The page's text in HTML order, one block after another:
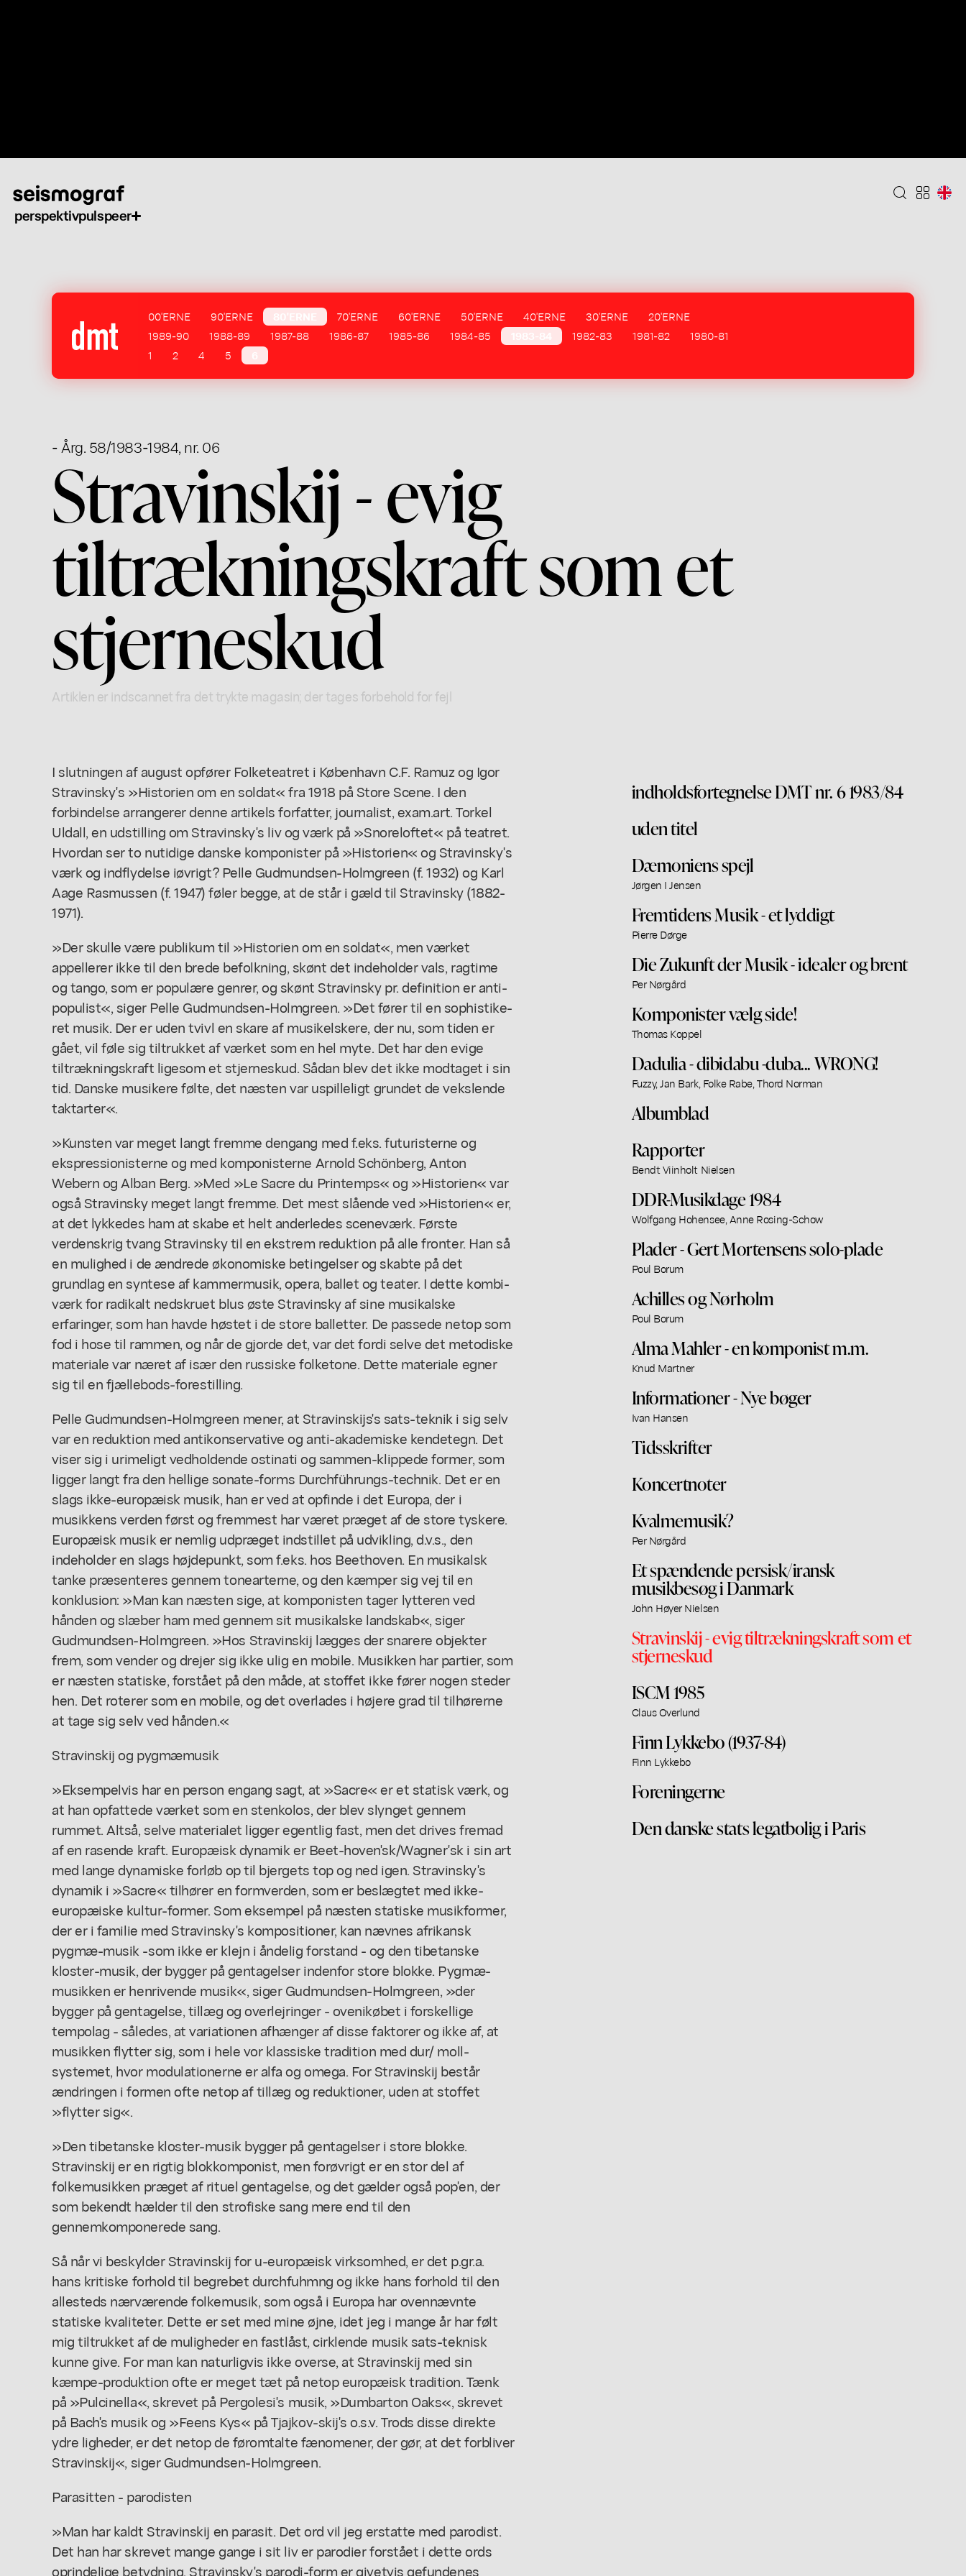
perspektivpulspeer
00'ERNE 90'ERNE 70'ERNE 60'ERNE 50'ERNE 40'ERNE 30'ERNE
20'ERNE
1989-90
1988-89 1987-88 1986-87 1985-86 1984-85 1982-83 1981-82
1980-81
1
2 4 5
- Årg. 58/1983-1984, nr. 06
Stravinskij - evig
tiltrækningskraft som et
stjerneskud
Artiklen er indscannet fra det trykte magasin; der tages forbehold for fejl
I slutningen af august opfører Folketeatret i København C.F. Ramuz og Igor
Stravinsky's »Historien om en soldat« fra 1918 på Store Scene. I den
forbindelse arrangerer denne artikels forfatter, journalist, exam.art. Torkel
Uldall, en udstilling om Stravinsky's liv og værk på »Snoreloftet« på teatret.
Hvordan ser to nutidige danske komponister på »Historien« og Stravinsky's
værk og indflydelse iøvrigt? Pelle Gudmundsen-Holmgreen (f. 1932) og Karl
Aage Rasmussen (f. 1947) føler begge, at de står i gæld til Stravinsky (1882-
1971).
»Der skulle være publikum til »Historien om en soldat«, men værket
appellerer ikke til den brede befolkning, skønt det indeholder vals, ragtime
og tango, som er populære genrer, og skønt Stravinsky pr. definition er anti-
populist«, siger Pelle Gudmundsen-Holmgreen. »Det fører til en sophistike-
ret musik. Der er uden tvivl en skare af musikelskere, der nu, som tiden er
gået, vil føle sig tiltrukket af værket som en hel myte. Det har den evige
tiltrækningskraft ligesom et stjerneskud. Sådan blev det ikke modtaget i sin
tid. Danske musikere følte, det næsten var uspilleligt grundet de vekslende
taktarter«.
»Kunsten var meget langt fremme dengang med f.eks. futuristerne og
ekspressionisterne og med komponisterne Arnold Schönberg, Anton
Webern og Alban Berg. »Med »Le Sacre du Printemps« og »Historien« var
også Stravinsky meget langt fremme. Det mest slående ved »Historien« er,
at det lykkedes ham at skabe et helt anderledes sceneværk. Første
verdenskrig tvang Stravinsky til en ekstrem reduktion på alle fronter. Han så
en mulighed i de ændrede økonomiske betingelser og skabte på det
grundlag en syntese af kammermusik, opera, ballet og teater. I dette kombi-
værk for radikalt nedskruet blus øste Stravinsky af sine musikalske
erfaringer, som han havde høstet i de store balletter. De passede netop som
fod i hose til rammen, og når de gjorde det, var det fordi selve det metodiske
materiale var næret af især den russiske folketone. Dette materiale egner
sig til en fjællebods-forestilling.
Pelle Gudmundsen-Holmgreen mener, at Stravinskijs's sats-teknik i sig selv
var en reduktion med antikonservative og anti-akademiske kendetegn. Det
viser sig i urimeligt vedholdende ostinati og sammen-klippede former, som
ligger langt fra den hellige sonate-forms Durchführungs-technik. Det er en
slags ikke-europæisk musik, han er ved at opfinde i det Europa, der i
musikkens verden først og fremmest har været præget af de store tyskere.
Europæisk musik er nemlig udpræget indstillet på udvikling, d.v.s., den
indeholder en slags højdepunkt, som f.eks. hos Beethoven. En musikalsk
tanke præsenteres gennem tonearterne, og den kæmper sig vej til en
konklusion: »Man kan næsten sige, at komponisten tager lytteren ved
hånden og slæber ham med gennem sit musikalske landskab«, siger
Gudmundsen-Holmgreen. »Hos Stravinskij lægges der snarere objekter
frem, som vender og drejer sig ikke ulig en mobile. Musikken har partier, som
er næsten statiske, forstået på den måde, at stoffet ikke fører nogen steder
hen. Det roterer som en mobile, og det overlades i højere grad til tilhørerne
at tage sig selv ved hånden.«
Stravinskij og pygmæmusik
»Eksempelvis har en person engang sagt, at »Sacre« er et statisk værk, og
at han opfattede værket som en stenkolos, der blev slynget gennem
rummet. Altså, selve materialet ligger egentlig fast, men det drives fremad
af en rasende kraft. Europæisk dynamik er Beet-hoven'sk/Wagner'sk i sin art
med lange dynamiske forløb op til bjergets top og ned igen. Stravinsky's
dynamik i »Sacre« tilhører en formverden, som er beslægtet med ikke-
europæiske kultur-former. Som eksempel på næsten statiske musikformer,
der er i familie med Stravinsky's kompositioner, kan nævnes afrikansk
pygmæ-musik -som ikke er klejn i åndelig forstand - og den tibetanske
kloster-musik, der bygger på gentagelser indenfor store blokke. Pygmæ-
musikken er henrivende musik«, siger Gudmundsen-Holmgreen, »der
bygger på gentagelse, tillæg og overlejringer - ovenikøbet i forskellige
tempolag - således, at variationen afhænger af disse faktorer og ikke af, at
musikken flytter sig, som i hele vor klassiske tradition med dur/ moll-
systemet, hvor modulationerne er alfa og omega. For Stravinskij består
ændringen i formen ofte netop af tillæg og reduktioner, uden at stoffet
»flytter sig«.
»Den tibetanske kloster-musik bygger på gentagelser i store blokke.
Stravinskij er en rigtig blokkomponist, men forøvrigt er en stor del af
folkemusikken præget af rituel gentagelse, og det gælder også pop'en, der
som bekendt hælder til den strofiske sang mere end til den
gennemkomponerede sang.
Så når vi beskylder Stravinskij for u-europæisk virksomhed, er det p.gr.a.
hans kritiske forhold til begrebet durchfuhmng og ikke hans forhold til den
allesteds nærværende folkemusik, som også i Europa har ovennævnte
statiske kvaliteter. Dette er set med mine øjne, idet jeg i mange år har følt
mig tiltrukket af de muligheder en fastlåst, cirklende musik sats-teknisk
kunne give. For man kan naturligvis ikke overse, at Stravinskij med sin
kæmpe-produktion ofte er meget tæt på netop europæisk tradition. Tænk
på »Pulcinella«, skrevet på Pergolesi's musik, »Dumbarton Oaks«, skrevet
på Bach's musik og »Feens Kys« på Tjajkov-skij's o.s.v. Trods disse direkte
ydre ligheder, er det netop de føromtalte fænomener, der gør, at det forbliver
Stravinskij«, siger Gudmundsen-Holmgreen.
Parasitten - parodisten
»Man har kaldt Stravinskij en parasit. Det ord vil jeg erstatte med parodist.
Det han har skrevet mange gange i sit liv er parodier forstået i dette ords
oprindelige betydning. Stravinsky's parodi-form er givetvis gefundenes
indholdsfortegnelse DMT nr. 6 1983/84
uden titel
Dæmoniens spejl
Jørgen I Jensen
Fremtidens Musik - et lyddigt
Pierre Dørge
Die Zukunft der Musik - idealer og brent
Per Nørgård
Komponister vælg side!
Thomas Koppel
Dadulia - dibidabu -duba... WRONG!
Fuzzy, Jan Bark, Folke Rabe, Thord Norman
Albumblad
Rapporter
Bendt Viinholt Nielsen
DDR-Musikdage 1984
Wolfgang Hohensee, Anne Rosing-Schow
Plader - Gert Mortensens solo-plade
Poul Borum
Achilles og Nørholm
Poul Borum
Alma Mahler - en komponist m.m.
Knud Martner
Informationer - Nye bøger
Ivan Hansen
Tidsskrifter
Koncertnoter
Kvalmemusik?
Per Nørgård
Et spændende persisk/iransk
musikbesøg i Danmark
John Høyer Nielsen
Stravinskij - evig tiltrækningskraft som et
stjerneskud
ISCM 1985
Claus Overlund
Finn Lykkebo (1937-84)
Finn Lykkebo
Foreningerne
Den danske stats legatbolig i Paris